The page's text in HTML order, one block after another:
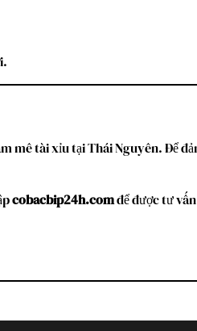
mê tài xỉu tại Thái Nguyên. Để
cobacbip24h.comđể được tư